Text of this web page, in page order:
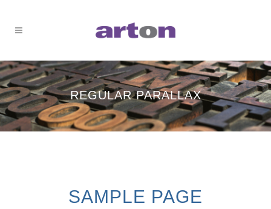
REGULAR PARALLAX
SAMPLE PAGE